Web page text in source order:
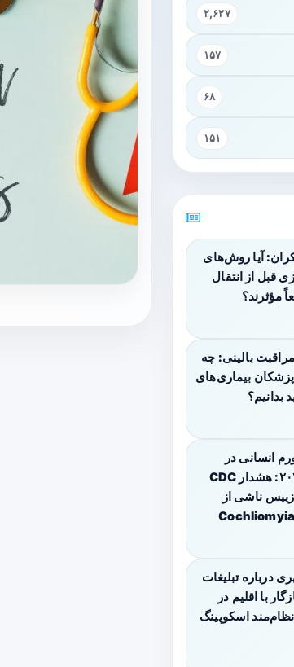
۲,۶۲۷
۱۵۷
۶۸
۱۵۱
آیا روش‌های
قبل از انتقال
بالینی: چه
بیماری‌های
بدانیم؟
انسانی در
مکزیک ۲۰۲۵–۲۰۲۶: هشدار CDC
ناشی از
تبلیغات
با اقلیم در
اسکوپینگ